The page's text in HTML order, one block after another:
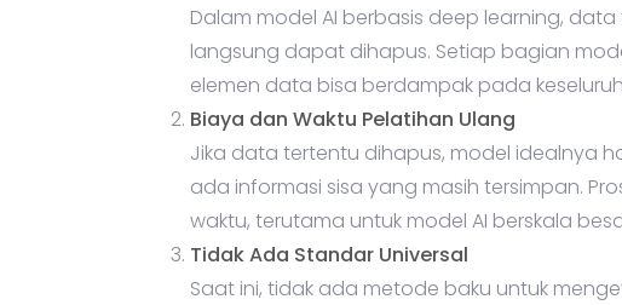
Dalam model AI berbasis deep learning,
langsung dapat dihapus. Setiap bagian
elemen data bisa berdampak pada
Biaya dan Waktu Pelatihan Ulang
Jika data tertentu dihapus, model idealnya
ada informasi sisa yang masih tersimpan.
waktu, terutama untuk model AI berskala
Tidak Ada Standar Universal
Saat ini, tidak ada metode baku untuk